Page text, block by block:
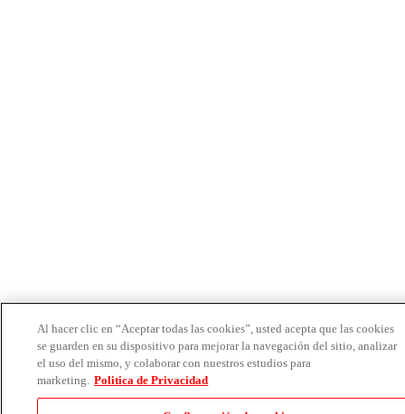
Al hacer clic en “Aceptar todas las cookies”, usted acepta que las cookies
se guarden en su dispositivo para mejorar la navegación del sitio, analizar
el uso del mismo, y colaborar con nuestros estudios para
marketing. Politica de Privacidad